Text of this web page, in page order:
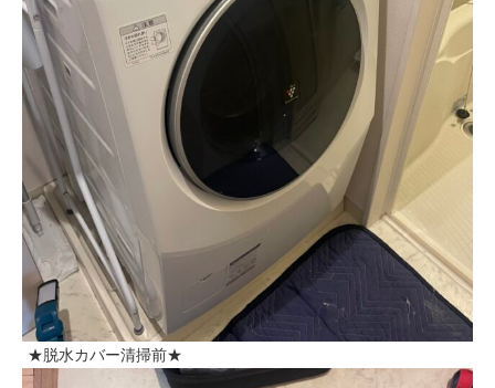
★脱水カバー清掃前★